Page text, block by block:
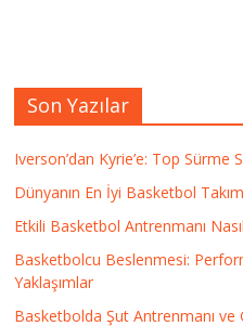
Son Yazılar
Iverson’dan Kyrie’e: Top Sürme
Dünyanın En İyi Basketbol
Etkili Basketbol Antrenmanı
Basketbolcu Beslenmesi:
Yaklaşımlar
Basketbolda Şut Antrenmanı ve